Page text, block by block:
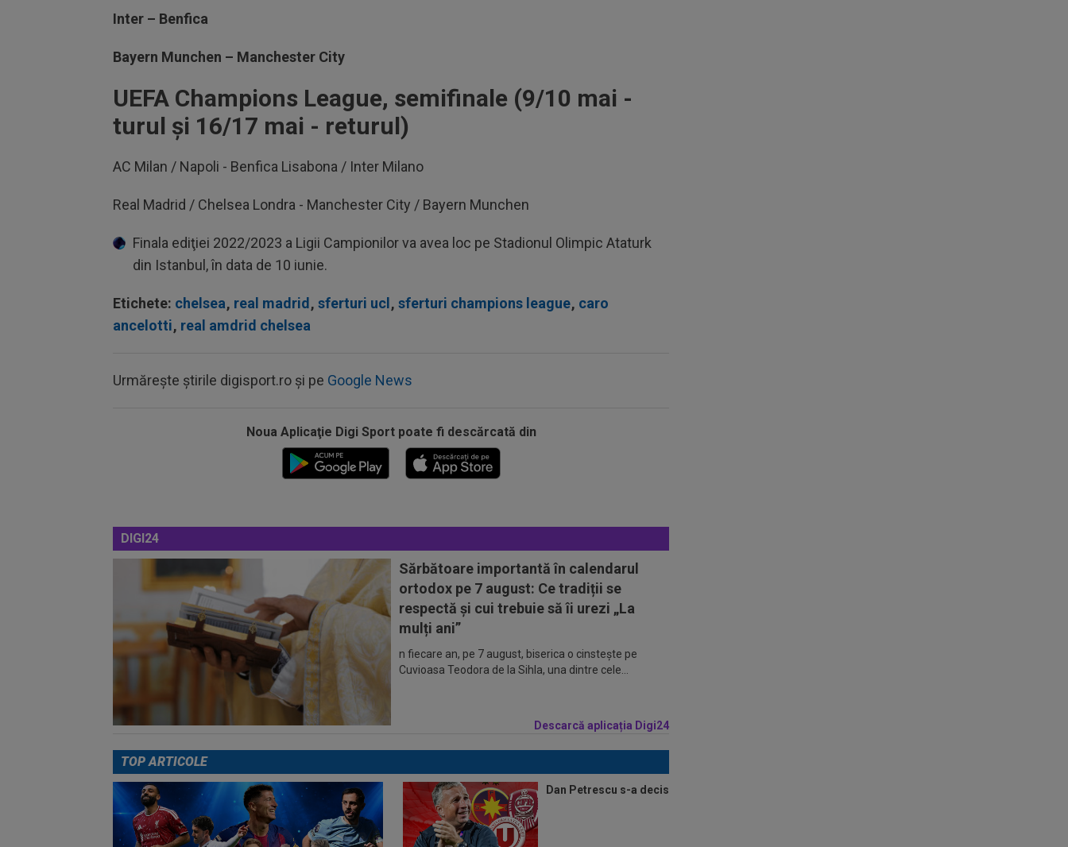
Inter – Benfica
Bayern Munchen – Manchester City
UEFA Champions League, semifinale (9/10 mai -
turul şi 16/17 mai - returul)
AC Milan / Napoli - Benfica Lisabona / Inter Milano
Real Madrid / Chelsea Londra - Manchester City / Bayern Munchen
Finala ediţiei 2022/2023 a Ligii Campionilor va avea loc pe Stadionul Olimpic Ataturk
din Istanbul, în data de 10 iunie.
Etichete: chelsea, real madrid , sferturi ucl , sferturi champions league, caro
ancelotti, real amdrid chelsea
Urmărește știrile digisport.ro și pe Google News
Noua Aplicaţie Digi Sport poate fi descărcată din
DIGI24
Sărbătoare importantă în calendarul
ortodox pe 7 august: Ce tradiții se
respectă și cui trebuie să îi urezi „La
mulți ani”
n fiecare an, pe 7 august, biserica o cinstește pe
Cuvioasa Teodora de la Sihla, una dintre cele...
Descarcă aplicația Digi24
TOP ARTICOLE
Dan Petrescu s-a decis